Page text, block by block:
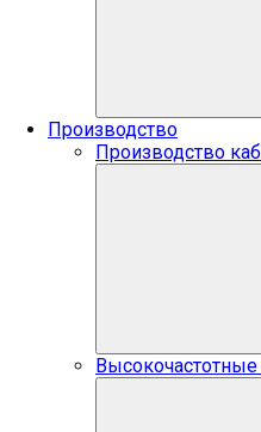
Производство
Производство